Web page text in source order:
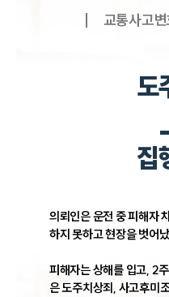
교통사고
도
집
의뢰인은 운전 중 피해자
하지 못하고 현장을 벗어
피해자는 상해를 입고, 2
은 도주치상죄, 사고후미